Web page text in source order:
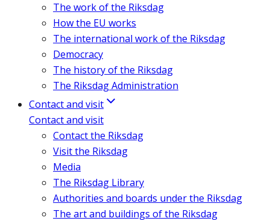
The work of the Riksdag
How the EU works
The international work of the Riksdag
Democracy
The history of the Riksdag
The Riksdag Administration
Contact and visit
Contact and visit
Contact the Riksdag
Visit the Riksdag
Media
The Riksdag Library
Authorities and boards under the Riksdag
The art and buildings of the Riksdag